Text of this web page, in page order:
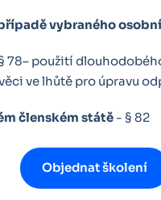
vybraného
78– použití
ve lhůtě pro úpravu
členském státě- § 82
Objednat školení